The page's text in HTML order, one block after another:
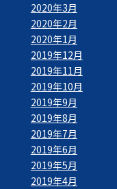
2020年3月
2020年2月
2020年1月
2019年12月
2019年11月
2019年10月
2019年9月
2019年8月
2019年7月
2019年6月
2019年5月
2019年4月